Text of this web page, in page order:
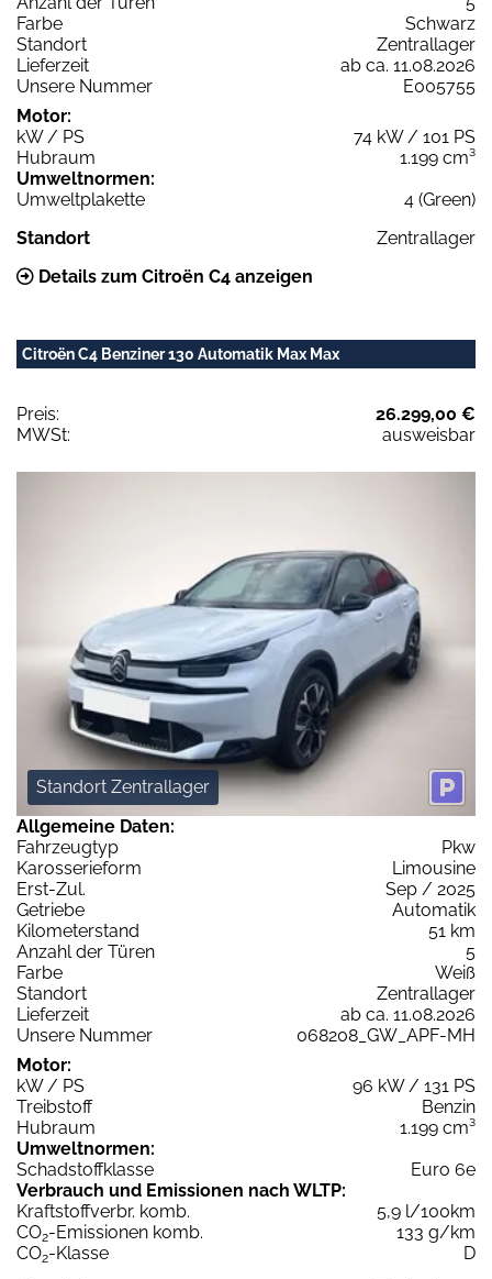
Farbe
Schwarz
Standort
Zentrallager
Lieferzeit
ab ca. 11.08.2026
Unsere Nummer
E005755
Motor:
kW / PS
74 kW / 101 PS
Hubraum
1.199 cm³
Umweltnormen:
Umweltplakette
4 (Green)
Standort
Zentrallager
Details zum Citroën C4 anzeigen
Citroën C4 Benziner 130 Automatik Max Max
Preis:
26.299,00 €
MWSt:
ausweisbar
Standort Zentrallager
Allgemeine Daten:
Fahrzeugtyp
Pkw
Karosserieform
Limousine
Erst-Zul.
Sep / 2025
Getriebe
Automatik
Kilometerstand
51 km
Anzahl der Türen
5
Farbe
Weiß
Standort
Zentrallager
Lieferzeit
ab ca. 11.08.2026
Unsere Nummer
068208_GW_APF-MH
Motor:
kW / PS
96 kW / 131 PS
Treibstoff
Benzin
Hubraum
1.199 cm³
Umweltnormen:
Schadstoffklasse
Euro 6e
Verbrauch und Emissionen nach WLTP:
Kraftstoffverbr. komb.
5,9 l/100km
CO2-Emissionen komb.
133 g/km
CO2-Klasse
D